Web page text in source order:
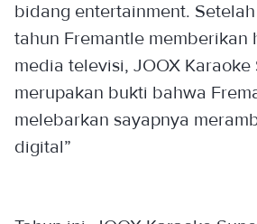
bidang entertainment.
tahun Fremantle memberikan
media televisi, JOOX Karaoke
merupakan bukti bahwa
melebarkan sayapnya
digital”